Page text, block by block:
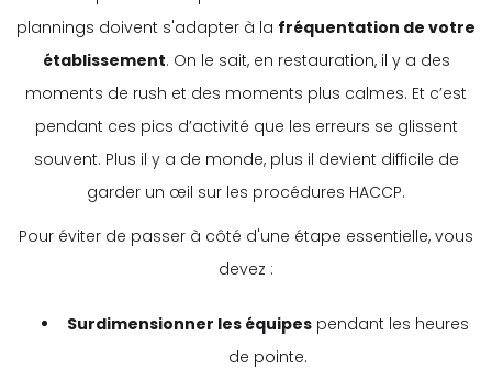
plannings doivent s'adapter à la fréquentation de votre
établissement. On le sait, en restauration, il y a des
moments de rush et des moments plus calmes. Et c’est
pendant ces pics d’activité que les erreurs se glissent
souvent. Plus il y a de monde, plus il devient difficile de
garder un œil sur les procédures HACCP.
Pour éviter de passer à côté d'une étape essentielle, vous
devez :
Surdimensionner les équipes pendant les heures
de pointe.